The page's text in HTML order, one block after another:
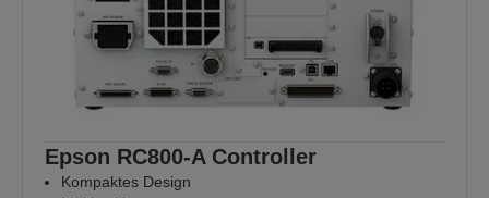
Epson RC800-A Controller
Kompaktes Design